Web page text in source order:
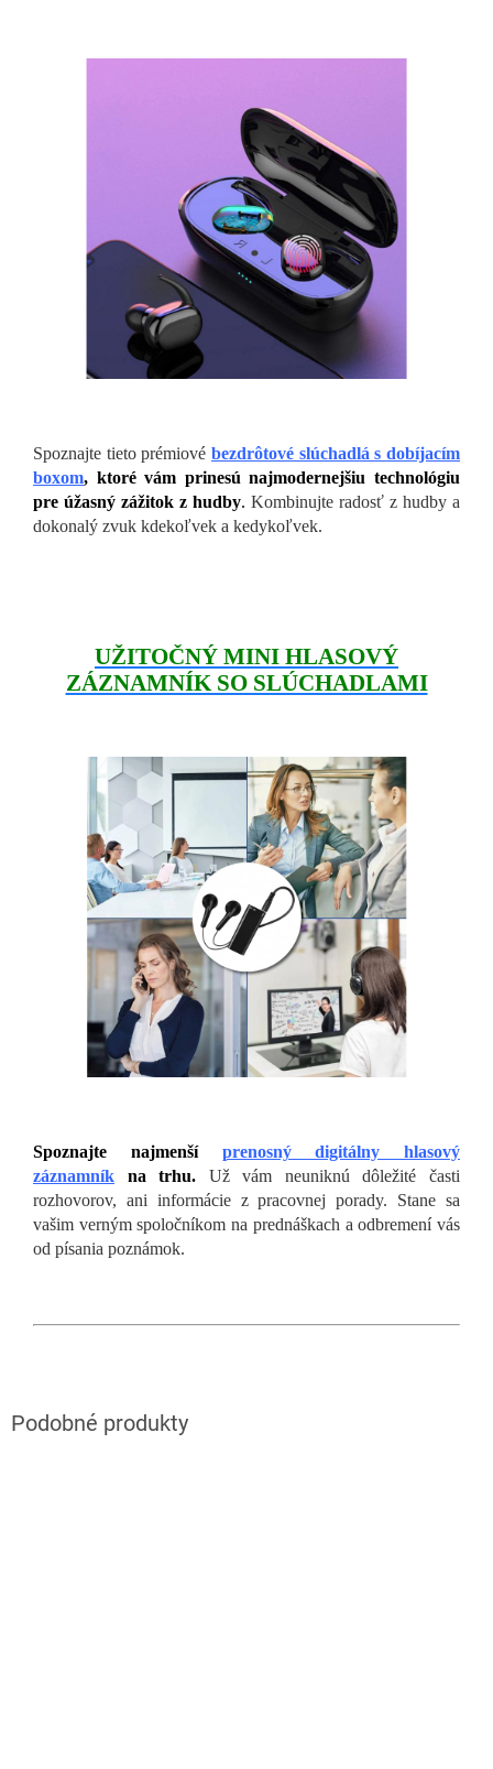
Spoznajte tieto prémiové bezdrôtové slúchadlá s dobíjacím
boxom, ktoré vám prinesú najmodernejšiu technológiu
pre úžasný zážitok z hudby. Kombinujte radosť z hudby a
dokonalý zvuk kdekoľvek a kedykoľvek.
UŽITOČNÝ MINI HLASOVÝ
ZÁZNAMNÍK SO SLÚCHADLAMI
Spoznajte najmenší
prenosný digitálny hlasový
záznamník
na trhu. Už vám neuniknú dôležité časti
rozhovorov, ani informácie z pracovnej porady. Stane sa
vašim verným spoločníkom na prednáškach a odbremení vás
od písania poznámok.